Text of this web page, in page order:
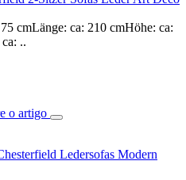
cmLänge: ca: 210 cmHöhe: ca:
..
o artigo